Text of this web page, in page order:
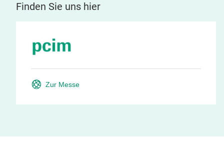
Finden Sie uns hier
Zur Messe